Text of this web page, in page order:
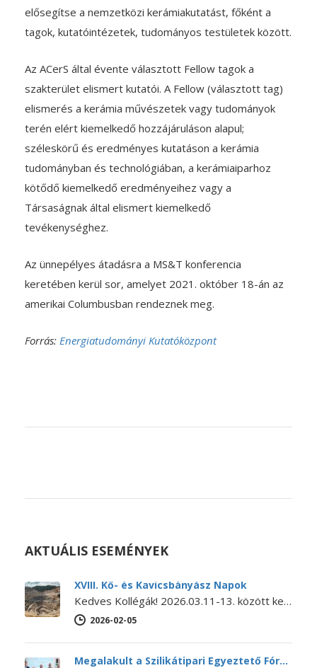
elősegítse a nemzetközi kerámiakutatást, főként a
tagok, kutatóintézetek, tudományos testületek között.
Az ACerS által évente választott Fellow tagok a
szakterület elismert kutatói. A Fellow (választott tag)
elismerés a kerámia művészetek vagy tudományok
terén elért kiemelkedő hozzájáruláson alapul;
széleskörű és eredményes kutatáson a kerámia
tudományban és technológiában, a kerámiaiparhoz
kötődő kiemelkedő eredményeihez vagy a
Társaságnak által elismert kiemelkedő
tevékenységhez.
Az ünnepélyes átadásra a MS&T konferencia
keretében kerül sor, amelyet 2021. október 18-án az
amerikai Columbusban rendeznek meg.
Forrás: Energiatudományi Kutatóközpont
AKTUÁLIS ESEMÉNYEK
XVIII. Kő- és Kavicsbányász Napok
Kedves Kollégák! 2026.03.11-13. között kerül megrendezésre a XVIII. KŐ- ÉS KAVICSBÁNYÁSZ NAPOK KONFERENCIA. A konferencia MEGHÍVÓJA és PROGRAMJA letölthető itt.…
2026-02-05
Megalakult a Szilikátipari Egyeztető Fórum